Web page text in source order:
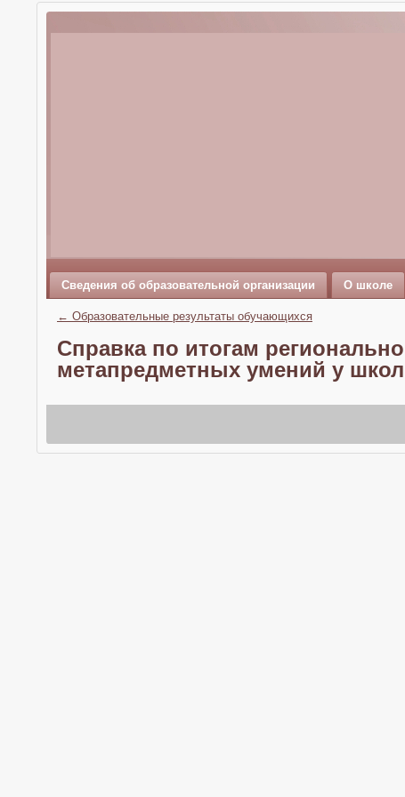
Сведения об образовательной организации О школе
← Образовательные результаты обучающихся
Справка по итогам
метапредметных умений у